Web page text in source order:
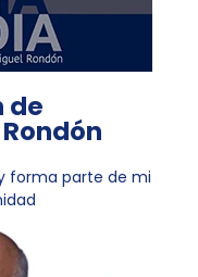
de
forma parte de mi